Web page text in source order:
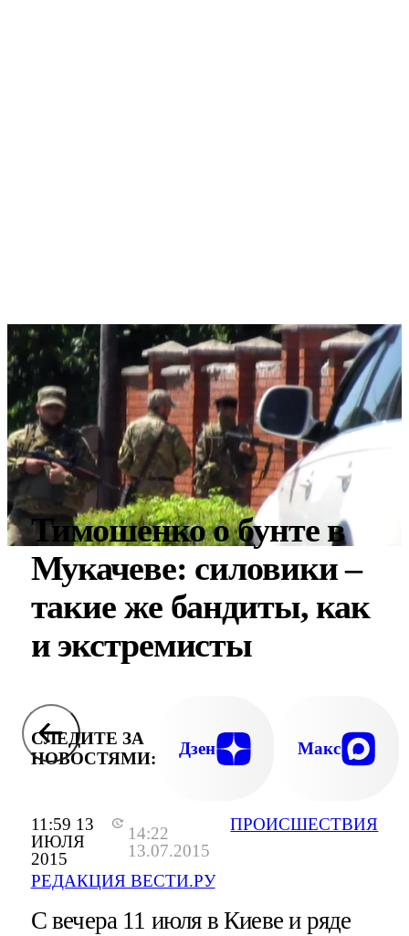
11:59 13
ИЮЛЯ
2015
14:22
13.07.2015
РЕДАКЦИЯ ВЕСТИ.РУ
ПРОИСШЕСТВИЯ
Тимошенко о бунте в
Мукачеве: силовики –
такие же бандиты, как
и экстремисты
СЛЕДИТЕ ЗА
НОВОСТЯМИ:
Дзен Макс
С вечера 11 июля в Киеве и ряде